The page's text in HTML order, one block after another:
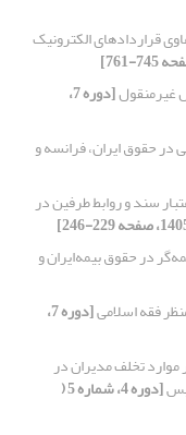
قراردادهای الکترونیک
غیرمنقول [دوره 7،
در حقوق ایران، فرانسه و
سند و روابط طرفین در
در حقوق بیمه‌ایران و
فقه اسلامی [دوره 7،
تخلف مدیران در
[دوره 4، شماره 5 (